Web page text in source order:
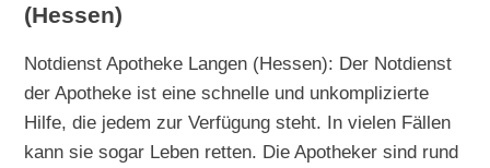
(Hessen)
Notdienst Apotheke Langen (Hessen): Der Notdienst
der Apotheke ist eine schnelle und unkomplizierte
Hilfe, die jedem zur Verfügung steht. In vielen Fällen
kann sie sogar Leben retten. Die Apotheker sind rund